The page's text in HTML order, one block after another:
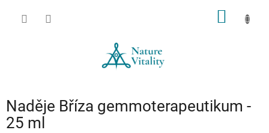
Naděje Bříza gemmoterapeutikum -
25 ml